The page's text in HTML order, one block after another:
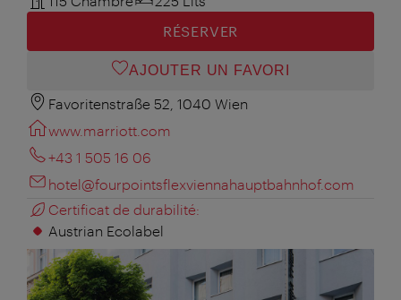
RÉSERVER
AJOUTER UN FAVORI
Favoritenstraße 52, 1040 Wien
www.marriott.com
+43 1 505 16 06
hotel@fourpointsflexviennahauptbahnhof.com
Certificat de durabilité:
Austrian Ecolabel